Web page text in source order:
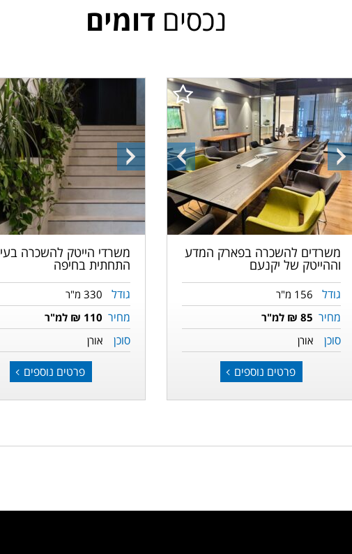
נכסים דומים
התמונה
הקודמת
התמונה
הבאה
משרדים להשכרה בפארק המדע
וההייטק של יקנעם
גודל 156 מ"ר
מחיר 85 ₪ למ"ר
סוכן אורן
פרטים נוספים
התמונה
הבאה
משרדי הייטק להשכרה
התחתית בחיפה
גודל 330 מ"ר
מחיר 110 ₪ למ"ר
סוכן אורן
פרטים נוספים